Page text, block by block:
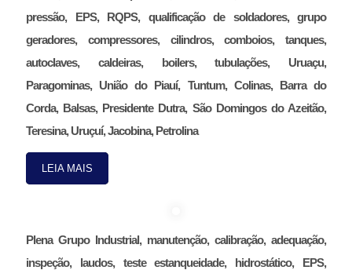
pressão, EPS, RQPS, qualificação de soldadores, grupo
geradores, compressores, cilindros, comboios, tanques,
autoclaves, caldeiras, boilers, tubulações, Uruaçu,
Paragominas, União do Piauí, Tuntum, Colinas, Barra do
Corda, Balsas, Presidente Dutra, São Domingos do Azeitão,
Teresina, Uruçuí, Jacobina, Petrolina
LEIA MAIS
Plena Grupo Industrial, manutenção, calibração, adequação,
inspeção, laudos, teste estanqueidade, hidrostático, EPS,